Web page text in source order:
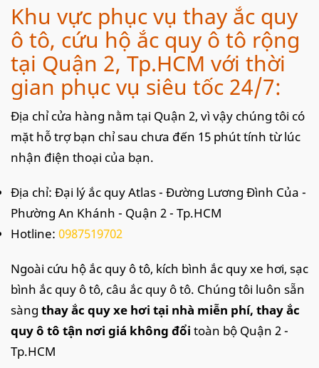
Khu vực phục vụ thay ắc quy
ô tô, cứu hộ ắc quy ô tô rộng
tại Quận 2, Tp.HCM với thời
gian phục vụ siêu tốc 24/7:
Địa chỉ cửa hàng nằm tại Quận 2, vì vậy chúng tôi có
mặt hỗ trợ bạn chỉ sau chưa đến 15 phút tính từ lúc
nhận điện thoại của bạn.
Địa chỉ: Đại lý ắc quy Atlas - Đường Lương Đình Của -
Phường An Khánh - Quận 2 - Tp.HCM
Hotline: 0987519702
Ngoài cứu hộ ắc quy ô tô, kích bình ắc quy xe hơi, sạc
bình ắc quy ô tô, câu ắc quy ô tô. Chúng tôi luôn sẵn
sàng thay ắc quy xe hơi tại nhà miễn phí, thay ắc
quy ô tô tận nơi giá không đổi toàn bộ Quận 2 -
Tp.HCM